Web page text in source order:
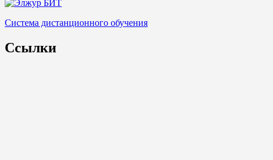
Система дистанционного обучения
Ссылки